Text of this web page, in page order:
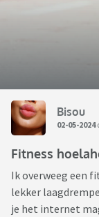
Bisou
02-05-2024
Fitness
Ik overweeg een
lekker
je het internet